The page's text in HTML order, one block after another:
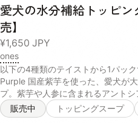
セット 大型犬超大型犬 1010ml〜 3
愛犬の水分補給トッピ
売】
¥1,650 JPY
ones
以下の4種類のテイストから1パッ
Purple 国産紫芋を使った、愛犬が
プ。紫芋や人参に含まれるアント
健康を維持します。 【ヤギ乳、に
サキ芋パウダー、ポークパウダー
販売中 トッピングスープ